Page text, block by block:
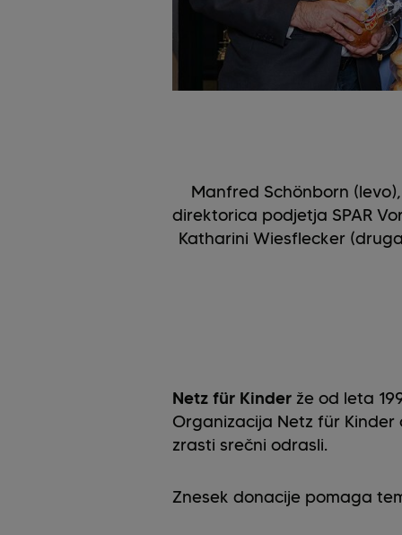
Manfred Schönborn
direktorica podjetja SPAR
Katharini Wiesflecker
Netz für Kinder že od leta
Organizacija Netz für
zrasti srečni odrasli.
Znesek donacije pomaga